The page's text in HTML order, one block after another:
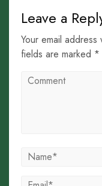
Leave a
Your email
fields are marked *